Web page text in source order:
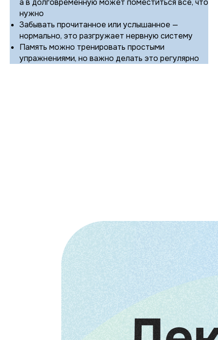
а в долговременную может поместиться все, что
нужно
Забывать прочитанное или услышанное —
нормально, это разгружает нервную систему
Память можно тренировать простыми
упражнениями, но важно делать это регулярно